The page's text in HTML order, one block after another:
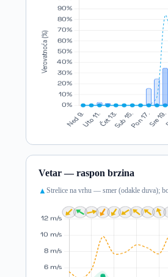
Vetar — raspon brzina
▲ Strelice na vrhu — smer (odakle duva);